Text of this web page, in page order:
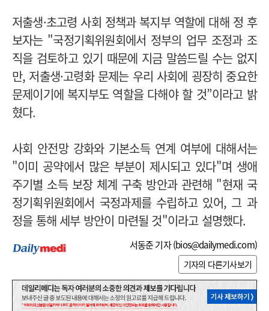
저출생·초고령 사회 정책과 복지부 역할에 대해 정 후
보자는 "국정기획위원회에서 정부의 업무 조정과 조
직을 검토하고 있기 때문에 지금 말씀드릴 수는 없지
만, 저출생·고령화 문제는 우리 사회에 굉장히 중요한
문제이기에 복지부도 역할을 다해야 할 것”이라고 밝
혔다.
사회 안전망 강화와 기본소득 연계 여부에 대해서는
"이미 공약에서 많은 부분이 제시되고 있다"며 생애
주기별 소득 보장 체계 구축 방안과 관련해 "현재 국
정기획위원회에서 국정과제를 수립하고 있어, 그 과
정을 통해 세부 방안이 마련될 것"이라고 설명했다.
서동준 기자 (bios@dailymedi.com)
기자의 다른기사보기